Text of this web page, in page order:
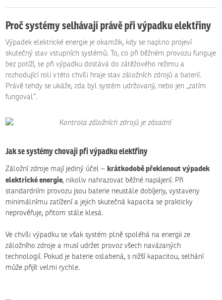
Proč systémy selhávají právě při výpadku elektřiny
Výpadek elektrické energie je okamžik, kdy se naplno projeví
skutečný stav vstupních systémů. To, co při běžném provozu funguje
bez potíží, se při výpadku dostává do zátěžového režimu a
rozhodující roli v této chvíli hraje stav záložních zdrojů a baterií.
Právě tehdy se ukáže, zda byl systém udržovaný, nebo jen „zatím
fungoval“.
Jak se systémy chovají při výpadku elektřiny
Záložní zdroje mají jediný účel – krátkodobě překlenout výpadek
elektrické energie, nikoliv nahrazovat běžné napájení. Při
standardním provozu jsou baterie neustále dobíjeny, vystaveny
minimálnímu zatížení a jejich skutečná kapacita se prakticky
neprověřuje, přitom stále klesá.
Ve chvíli výpadku se však systém plně spoléhá na energii ze
záložního zdroje a musí udržet provoz všech navázaných
technologií. Pokud je baterie oslabená, s nižší kapacitou, selhání
může přijít velmi rychle.